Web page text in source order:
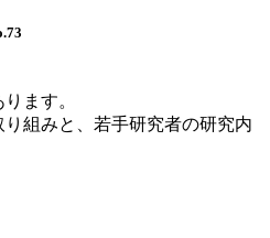
ます。
組みと、若手研究者の研究内